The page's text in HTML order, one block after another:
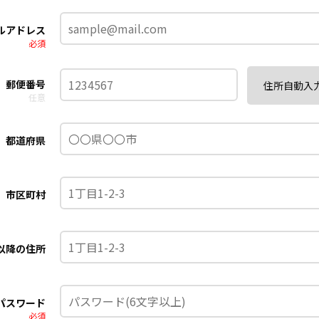
アドレス
必須
郵便番号
任意
住所自動入
都道府県
市区町村
降の住所
スワード
必須